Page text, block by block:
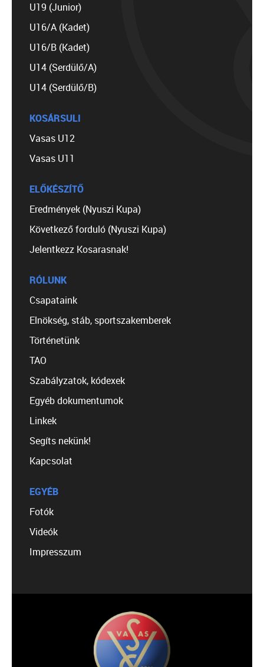
U19 (Junior)
U16/A (Kadet)
U16/B (Kadet)
U14 (Serdülő/A)
U14 (Serdülő/B)
KOSÁRSULI
Vasas U12
Vasas U11
ELŐKÉSZÍTŐ
Eredmények (Nyuszi Kupa)
Következő forduló (Nyuszi Kupa)
Jelentkezz Kosarasnak!
RÓLUNK
Csapataink
Elnökség, stáb, sportszakemberek
Történetünk
TAO
Szabályzatok, kódexek
Egyéb dokumentumok
Linkek
Segíts nekünk!
Kapcsolat
EGYÉB
Fotók
Videók
Impresszum